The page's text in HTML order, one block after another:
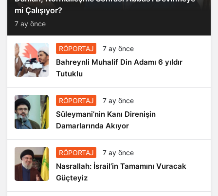
mi Çalışıyor?
7 ay önce
RÖPORTAJ 7 ay önce
Bahreynli Muhalif Din Adamı 6 yıldır
Tutuklu
RÖPORTAJ 7 ay önce
Süleymani’nin Kanı Direnişin
Damarlarında Akıyor
RÖPORTAJ 7 ay önce
Nasrallah: İsrail’in Tamamını Vuracak
Güçteyiz